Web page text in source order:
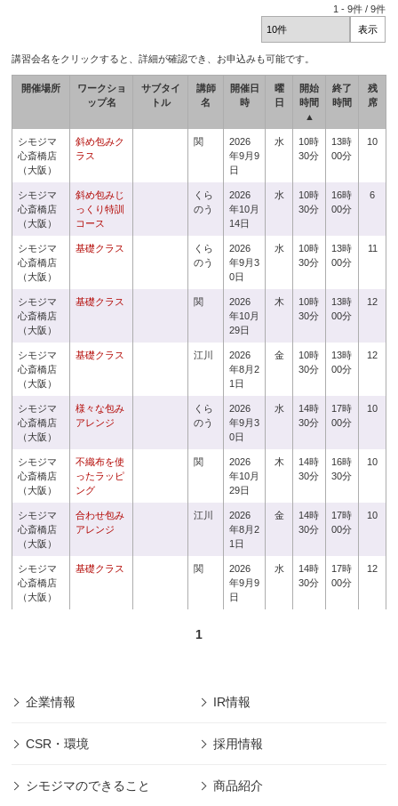
1 -9件 /9件
講習会名をクリックすると、詳細が確認でき、お申込みも可能です。
開催場所
ワークショ
ップ名
サブタイ
トル
講師
名
開催日
時
曜
日
開始
時間
▲
終了
時間
残
席
シモジマ
心斎橋店
（大阪）
斜め包みク
ラス
関
2026
年9月9
日
水
10時
30分
13時
00分
10
シモジマ
心斎橋店
（大阪）
斜め包みじ
っくり特訓
コース
くら
のう
2026
年10月
14日
水
10時
30分
16時
00分
6
シモジマ
心斎橋店
（大阪）
基礎クラス
くら
のう
2026
年9月3
0日
水
10時
30分
13時
00分
11
シモジマ
心斎橋店
（大阪）
基礎クラス 関
2026
年10月
29日
木
10時
30分
13時
00分
12
シモジマ
心斎橋店
（大阪）
基礎クラス 江川
2026
年8月2
1日
金
10時
30分
13時
00分
12
シモジマ
心斎橋店
（大阪）
様々な包み
アレンジ
くら
のう
2026
年9月3
0日
水
14時
30分
17時
00分
10
シモジマ
心斎橋店
（大阪）
不織布を使
ったラッピ
ング
関
2026
年10月
29日
木
14時
30分
16時
30分
10
シモジマ
心斎橋店
（大阪）
合わせ包み
アレンジ
江川
2026
年8月2
1日
金
14時
30分
17時
00分
10
シモジマ
心斎橋店
（大阪）
基礎クラス 関
2026
年9月9
日
水
14時
30分
17時
00分
12
1
企業情報 IR情報
CSR・環境 採用情報
シモジマのできること 商品紹介